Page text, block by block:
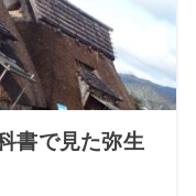
書で見た弥生